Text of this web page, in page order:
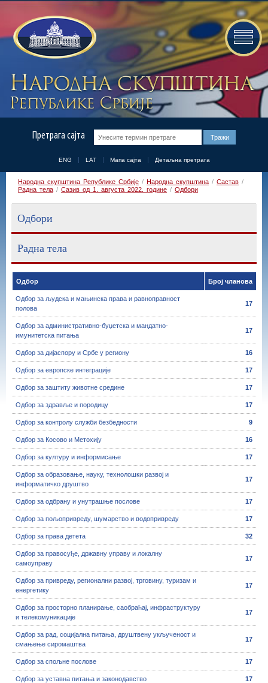
Претрага сајта
ENG LAT Мапа сајта Детаљна претрага
Народна скупштина Републике Србије / Народна скупштина / Састав /
Радна тела / Сазив од 1. августа 2022. године / Одбори
Одбори
Радна тела
Одбор Број чланова
Одбор за људска и мањинска права и равноправност
полова
17
Одбор за административно-буџетска и мандатно-
имунитетска питања
17
Одбор за дијаспору и Србе у региону 16
Одбор за европске интеграције 17
Одбор за заштиту животне средине 17
Одбор за здравље и породицу 17
Одбор за контролу служби безбедности 9
Одбор за Косово и Метохију 16
Одбор за културу и информисање 17
Одбор за образовање, науку, технолошки развој и
информатичко друштво
17
Одбор за одбрану и унутрашње послове 17
Одбор за пољопривреду, шумарство и водопривреду 17
Одбор за права детета 32
Одбор за правосуђе, државну управу и локалну
самоуправу
17
Одбор за привреду, регионални развој, трговину, туризам и
енергетику
17
Одбор за просторно планирање, саобраћај, инфраструктуру
и телекомуникације
17
Одбор за рад, социјална питања, друштвену укљученост и
смањење сиромаштва
17
Одбор за спољне послове 17
Одбор за уставна питања и законодавство 17